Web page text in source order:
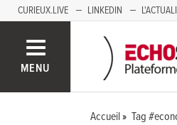
CURIEUX.LIVE LINKEDIN
MENU
Accueil Tag